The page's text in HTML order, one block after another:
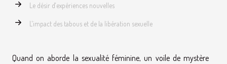
Le désir d'expériences nouvelles
L'impact des tabous et de la libération sexuelle
Quand on aborde la sexualité féminine, un voile de mystère